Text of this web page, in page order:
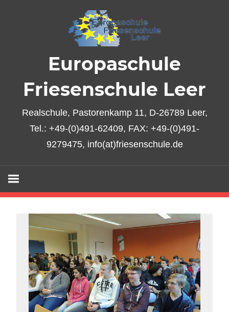
Europaschule
Friesenschule Leer
Realschule, Pastorenkamp 11, D-26789 Leer,
Tel.: +49-(0)491-62409, FAX: +49-(0)491-
9279475, info(at)friesenschule.de